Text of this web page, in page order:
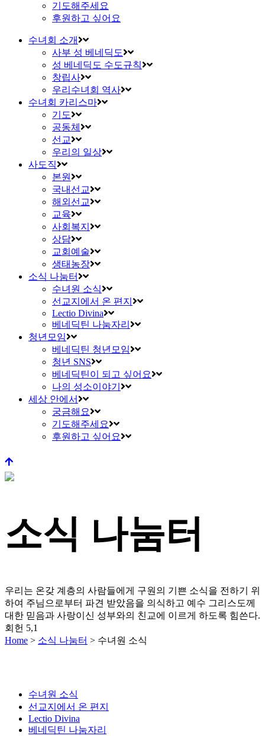
기도해주세요
후원하고 싶어요
수녀회 소개
사부 성 베네딕도
성 베네딕도 수도규칙
창립사
우리수녀회 역사
수녀회 카리스마
기도
공동체
선교
우리의 일상
사도직
본원
국내선교
해외선교
교육
사회복지
상담
교회예술
생태농장
소식 나눔터
수녀원 소식
선교지에서 온 편지
Lectio Divina
베네딕틴 나눔자리
청년모임
베네딕틴 청년모임
청년 SNS
베네딕틴이 되고 싶어요
나의 성소이야기
세상 안에서
궁금해요
기도해주세요
후원하고 싶어요
소식 나눔터
우리는 온갖 계층의 사람들에게 구원의 기쁜 소식을 전하기 위
하여 주님으로부터 파견 받았음을 의식하고 예수 그리스도께
대한 믿음과 사랑이신 성부와의 친교에 이르게 하도록 힘쓴다.
회헌 5,1
Home > 소식 나눔터 > 수녀원 소식
수녀원 소식
선교지에서 온 편지
Lectio Divina
베네딕틴 나눔자리